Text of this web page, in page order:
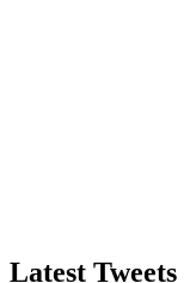
Latest Tweets